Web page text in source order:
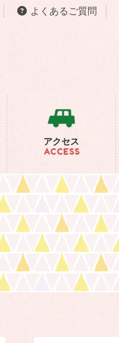
よくあるご質問
アクセス
ACCESS